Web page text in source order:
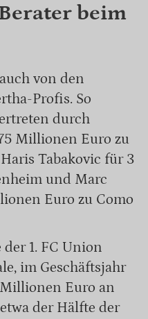
beim
von den
Profis. So
durch
Millionen Euro zu
Tabakovic für 3
und Marc
Euro zu Como
1. FC Union
im Geschäftsjahr
Euro an
der Hälfte der